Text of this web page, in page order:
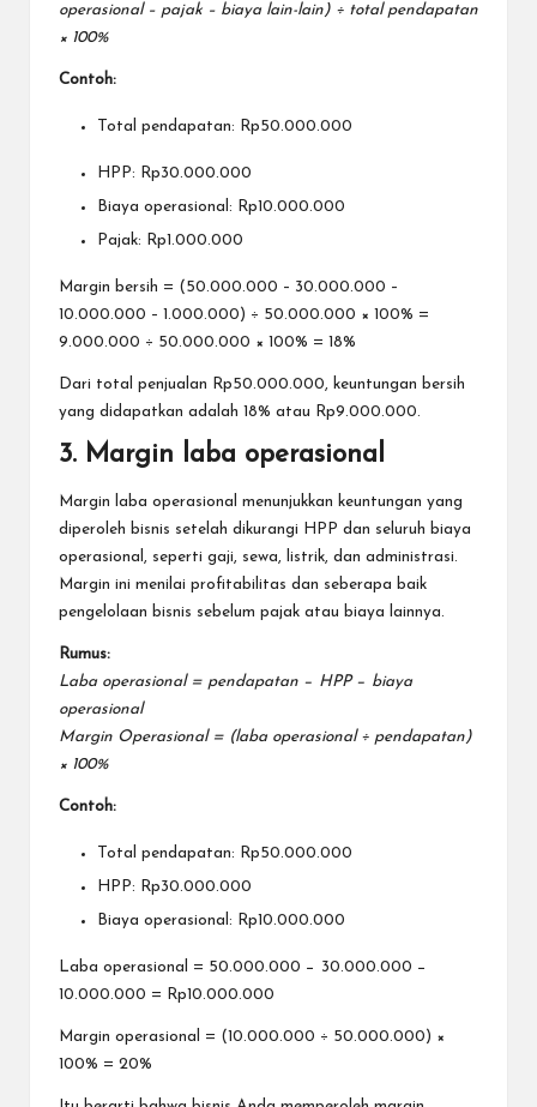
operasional – pajak – biaya lain-lain) ÷ total pendapatan
× 100%
Contoh:
Total pendapatan: Rp50.000.000
HPP: Rp30.000.000
Biaya operasional: Rp10.000.000
Pajak: Rp1.000.000
Margin bersih = (50.000.000 – 30.000.000 –
10.000.000 – 1.000.000) ÷ 50.000.000 × 100% =
9.000.000 ÷ 50.000.000 × 100% = 18%
Dari total penjualan Rp50.000.000, keuntungan bersih
yang didapatkan adalah 18% atau Rp9.000.000.
3. Margin laba operasional
Margin laba operasional menunjukkan keuntungan yang
diperoleh bisnis setelah dikurangi HPP dan seluruh biaya
operasional, seperti gaji, sewa, listrik, dan administrasi.
Margin ini menilai profitabilitas dan seberapa baik
pengelolaan bisnis sebelum pajak atau biaya lainnya.
Rumus:
Laba operasional = pendapatan − HPP − biaya
operasional
Margin Operasional = (laba operasional ÷ pendapatan)
× 100%
Contoh:
Total pendapatan: Rp50.000.000
HPP: Rp30.000.000
Biaya operasional: Rp10.000.000
Laba operasional = 50.000.000 − 30.000.000 −
10.000.000 = Rp10.000.000
Margin operasional = (10.000.000 ÷ 50.000.000) ×
100% = 20%